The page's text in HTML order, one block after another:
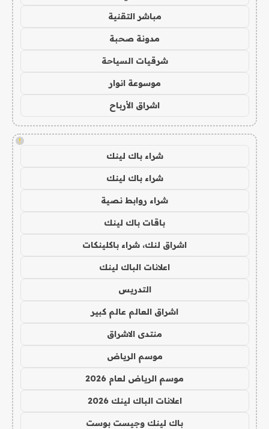
مباشر التقنية
مدونة صحبة
شرقيات السياحة
موسوعة انوار
اشراق الأرباح
!
شراء باك لينك
شراء باك لينك
شراء روابط نصية
باقات باك لينك
اشراق لنك، شراء باكلينكات
اعلانات الباك لينك
التدريس
اشراق العالم عالم كبير
منتدى الاشراق
موسم الرياض
موسم الرياض لعام 2026
اعلانات الباك لينك 2026
باك لينك وجيست بوست